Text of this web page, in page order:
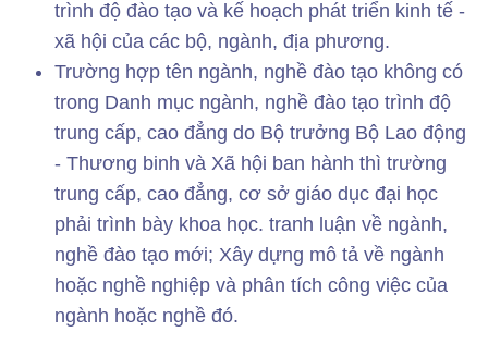
trình độ đào tạo và kế hoạch phát triển kinh tế -
xã hội của các bộ, ngành, địa phương.
Trường hợp tên ngành, nghề đào tạo không có
trong Danh mục ngành, nghề đào tạo trình độ
trung cấp, cao đẳng do Bộ trưởng Bộ Lao động
- Thương binh và Xã hội ban hành thì trường
trung cấp, cao đẳng, cơ sở giáo dục đại học
phải trình bày khoa học. tranh luận về ngành,
nghề đào tạo mới; Xây dựng mô tả về ngành
hoặc nghề nghiệp và phân tích công việc của
ngành hoặc nghề đó.